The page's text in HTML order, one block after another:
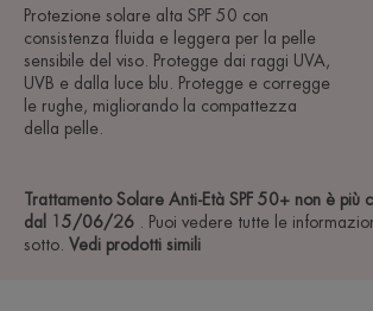
Trattamento Solare Anti-Età SPF 50+ non è più
dal 15/06/26
. Puoi vedere tutte le
sotto. Vedi prodotti simili
Protezione solare alta SPF 50 con
consistenza fluida e leggera per la pelle
sensibile del viso. Protegge dai raggi UVA,
UVB e dalla luce blu. Protegge e corregge
le rughe, migliorando la compattezza
della pelle.